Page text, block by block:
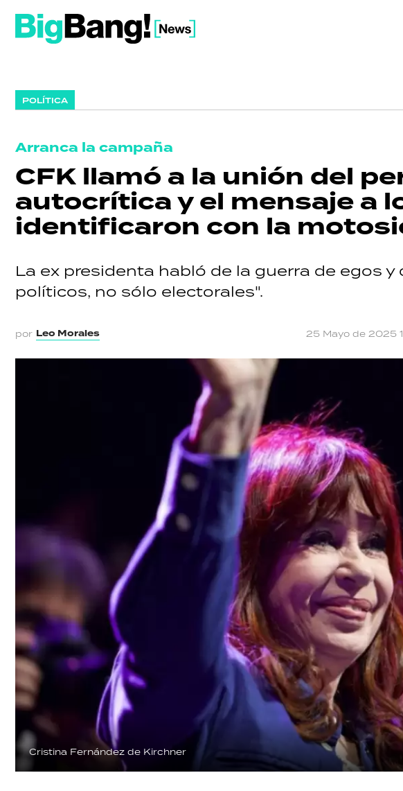
POLÍTICA
Arranca la campaña
CFK llamó a la unión del
autocrítica y el mensaje a
identificaron con la
La ex presidenta habló de la guerra de egos
políticos, no sólo electorales".
por Leo Morales 25 Mayo de 2025
Cristina Fernández de Kirchner